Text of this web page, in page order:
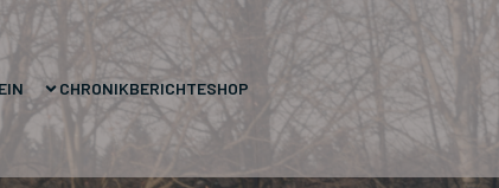
CHRONIKBERICHTESHOP